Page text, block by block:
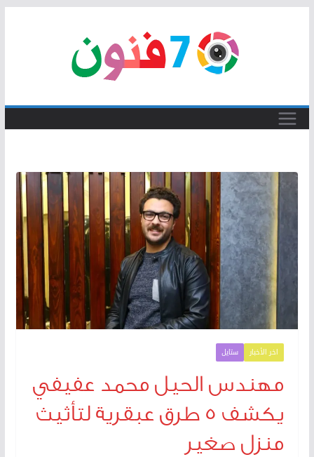
اخر الأخبار ستايل
مهندس الحيل محمد عفيفي
يكشف ٥ طرق عبقرية لتأثيث
منزل صغير